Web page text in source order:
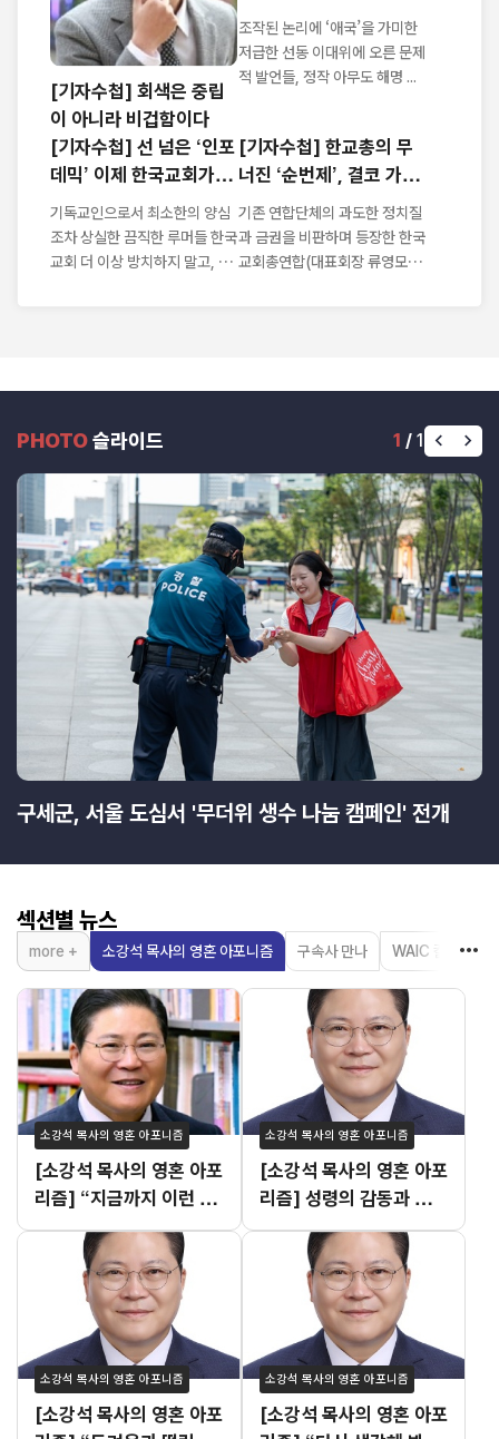
[기자수첩] 회색은 중립
이 아니라 비겁함이다
'이단 음모론'
조작된 논리에 ‘애국’을 가미한
저급한 선동 이대위에 오른 문제
적 발언들, 정작 아무도 해명 ...
[기자수첩] 선 넘은 ‘인포
데믹’ 이제 한국교회가 나
서야
기독교인으로서 최소한의 양심
조차 상실한 끔직한 루머들 한국
교회 더 이상 방치하지 말고, 악
[기자수첩] 한교총의 무
너진 ‘순번제’, 결코 가볍
지 않다
기존 연합단체의 과도한 정치질
과 금권을 비판하며 등장한 한국
교회총연합(대표회장 류영모 목
PHOTO슬라이드 1 / 1
구세군, 서울 도심서 '무더위 생수 나눔 캠페인' 전개
섹션별 뉴스
소강석 목사의 영혼 아포니즘 구속사 만나 WAIC 칼럼
more +
소강석 목사의 영혼 아포니즘
[소강석 목사의 영혼 아포
리즘] “지금까지 이런 수
련회는 없었습니다”
소강석 목사의 영혼 아포니즘
[소강석 목사의 영혼 아포
리즘] 성령의 감동과 불안
이 공존하는 이유
소강석 목사의 영혼 아포니즘
[소강석 목사의 영혼 아포
소강석 목사의 영혼 아포니즘
[소강석 목사의 영혼 아포